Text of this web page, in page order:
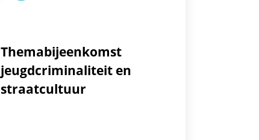
Themabijeenkomst
jeugdcriminaliteit en
straatcultuur